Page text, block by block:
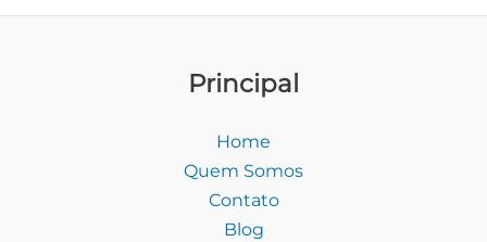
Principal
Home
Quem Somos
Contato
Blog